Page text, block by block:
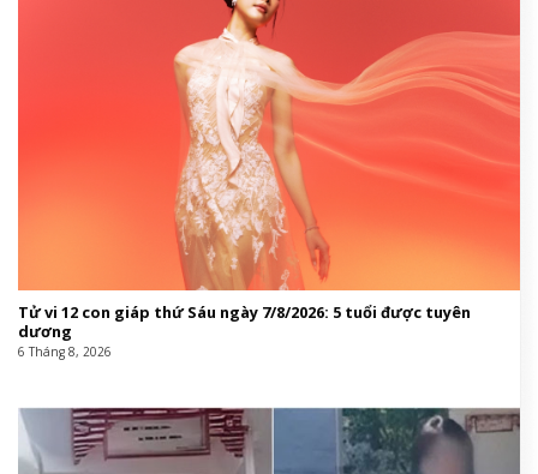
Tử vi 12 con giáp thứ Sáu ngày 7/8/2026: 5 tuổi được tuyên
dương
6 Tháng 8, 2026